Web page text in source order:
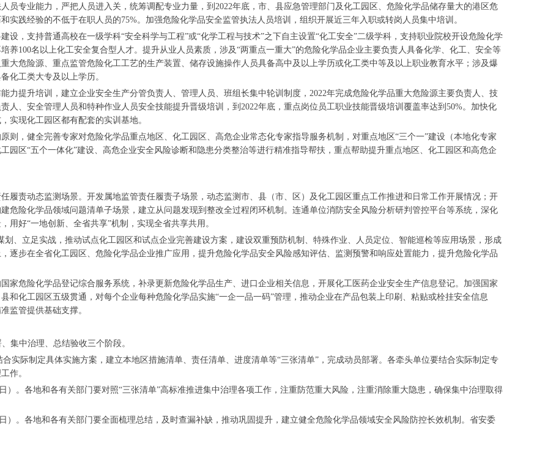
专业能力，严把人员进入关，统筹调配专业力量，到2022年底，市、县应急管理部门及化工园区、危险化学品储存量大的港区危
实践经验的不低于在职人员的75%。加强危险化学品安全监管执法人员培训，组织开展近三年入职或转岗人员集中培训。
，支持普通高校在一级学科“安全科学与工程”或“化学工程与技术”之下自主设置“化工安全”二级学科，支持职业院校开设危险化学
养100名以上化工安全复合型人才。提升从业人员素质，涉及“两重点一重大”的危险化学品企业主要负责人具备化学、化工、安全等
大危险源、重点监管危险化工工艺的生产装置、储存设施操作人员具备高中及以上学历或化工类中等及以上职业教育水平；涉及爆
化工类大专及以上学历。
提升培训，建立企业安全生产分管负责人、管理人员、班组长集中轮训制度，2022年完成危险化学品重大危险源主要负责人、技
人、安全管理人员和特种作业人员安全技能提升晋级培训，到2022年底，重点岗位员工职业技能晋级培训覆盖率达到50%。加快化
实现化工园区都有配套的实训基地。
，健全完善专家对危险化学品重点地区、化工园区、高危企业常态化专家指导服务机制，对重点地区“三个一”建设（本地化专家
园区“五个一体化”建设、高危企业安全风险诊断和隐患分类整治等进行精准指导帮扶，重点帮助提升重点地区、化工园区和高危企
责动态监测场景。开发属地监管责任履责子场景，动态监测市、县（市、区）及化工园区重点工作推进和日常工作开展情况；开
危险化学品领域问题清单子场景，建立从问题发现到整改全过程闭环机制。连通单位消防安全风险分析研判管控平台等系统，深化
好“一地创新、全省共享”机制，实现全省共享共用。
、立足实战，推动试点化工园区和试点企业完善建设方案，建设双重预防机制、特殊作业、人员定位、智能巡检等应用场景，形成
逐步在全省化工园区、危险化学品企业推广应用，提升危险化学品安全风险感知评估、监测预警和响应处置能力，提升危险化学品
危险化学品登记综合服务系统，补录更新危险化学品生产、进口企业相关信息，开展化工医药企业安全生产信息登记。加强国家
和化工园区五级贯通，对每个企业每种危险化学品实施“一企一品一码”管理，推动企业在产品包装上印刷、粘贴或栓挂安全信息
监管提供基础支撑。
集中治理、总结验收三个阶段。
际制定具体实施方案，建立本地区措施清单、责任清单、进度清单等“三张清单”，完成动员部署。各牵头单位要结合实际制定专
作。
。各地和各有关部门要对照“三张清单”高标准推进集中治理各项工作，注重防范重大风险，注重消除重大隐患，确保集中治理取得
。各地和各有关部门要全面梳理总结，及时查漏补缺，推动巩固提升，建立健全危险化学品领域安全风险防控长效机制。省安委